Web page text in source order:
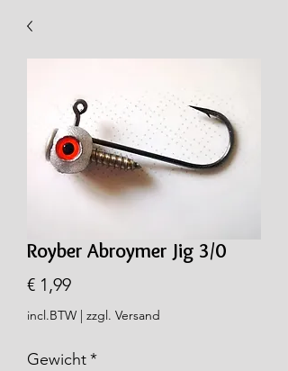
Royber Abroymer Jig 3/0
€ 1,99Prijs
incl.BTW | zzgl. Versand
Gewicht*